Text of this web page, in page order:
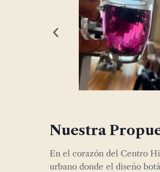
Nuestra
En el corazón del Centro
urbano donde el diseño